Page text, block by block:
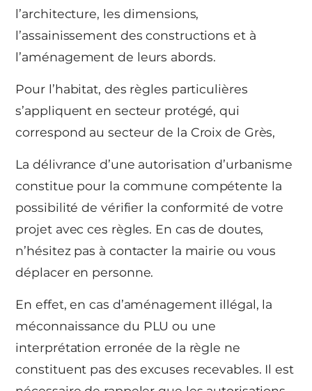
l’architecture, les dimensions,
l’assainissement des constructions et à
l’aménagement de leurs abords.
Pour l’habitat, des règles particulières
s’appliquent en secteur protégé, qui
correspond au secteur de la Croix de Grès,
La délivrance d’une autorisation d’urbanisme
constitue pour la commune compétente la
possibilité de vérifier la conformité de votre
projet avec ces règles. En cas de doutes,
n’hésitez pas à contacter la mairie ou vous
déplacer en personne.
En effet, en cas d’aménagement illégal, la
méconnaissance du PLU ou une
interprétation erronée de la règle ne
constituent pas des excuses recevables. Il est